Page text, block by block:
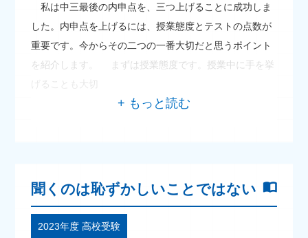
私は中三最後の内申点を、三つ上げることに成功しま
した。内申点を上げるには、授業態度とテストの点数が
重要です。今からその二つの一番大切だと思うポイント
を紹介します。 まずは授業態度です。授業中に手を挙
げることも大切
聞くのは恥ずかしいことではない
2023年度 高校受験